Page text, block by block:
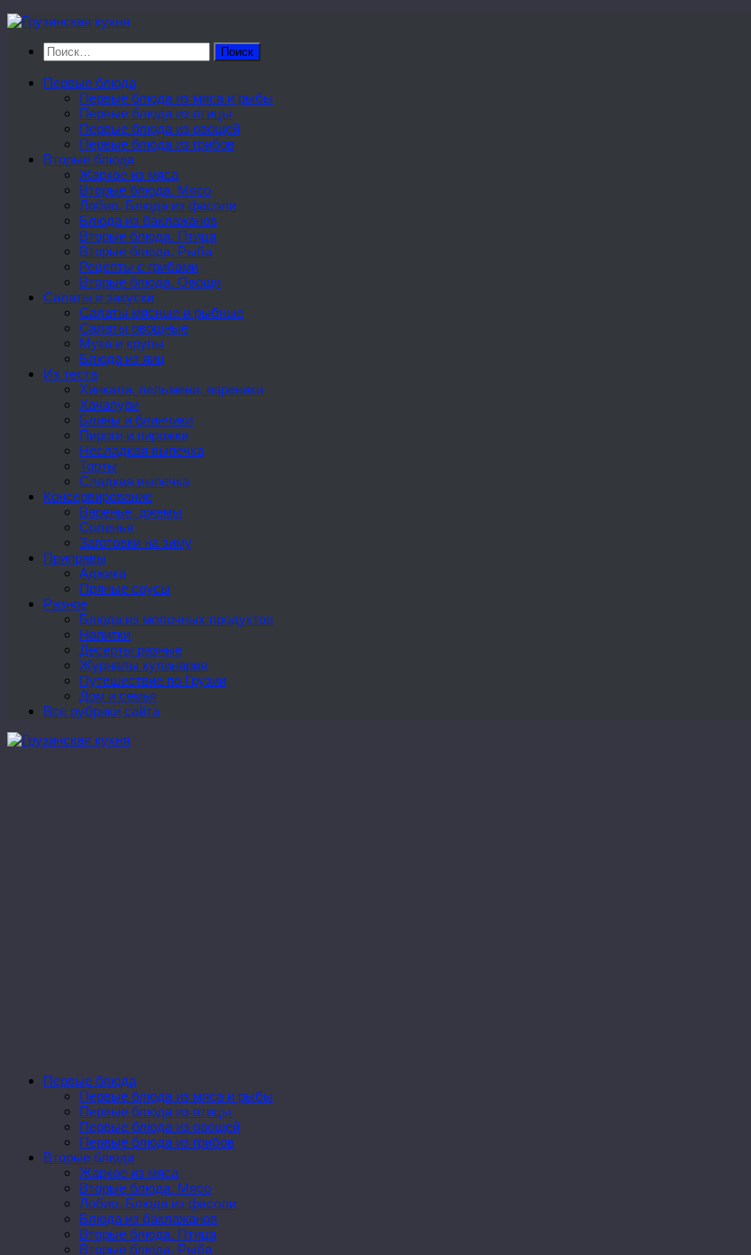
Перейти
содержимому
Найти:
Первые блюда
Первые блюда из мяса и рыбы
Первые блюда из птицы
Первые блюда из овощей
Первые блюда из грибов
Вторые блюда
Жаркое из мяса
Вторые блюда. Мясо
Лобио. Блюда из фасоли
Блюда из баклажанов
Вторые блюда. Птица
Вторые блюда. Рыба
Рецепты с грибами
Вторые блюда. Овощи
Салаты и закуски
Салаты мясные и рыбные
Салаты овощные
Мука и крупы
Блюда из яиц
Из теста
Хинкали, пельмени, вареники
Хачапури
Блины и блинчики
Пироги и пирожки
Несладкая выпечка
Торты
Сладкая выпечка
Консервирование
Варенье, джемы
Соленья
Заготовки на зиму
Приправы
Аджика
Пряные соусы
Разное
Блюда из молочных продуктов
Напитки
Десерты разные
Журналы кулинария
Путешествие по Грузии
Дом и семья
Все рубрики сайта
Первые блюда
Первые блюда из мяса и рыбы
Первые блюда из птицы
Первые блюда из овощей
Первые блюда из грибов
Вторые блюда
Жаркое из мяса
Вторые блюда. Мясо
Лобио. Блюда из фасоли
Блюда из баклажанов
Вторые блюда. Птица
Вторые блюда. Рыба